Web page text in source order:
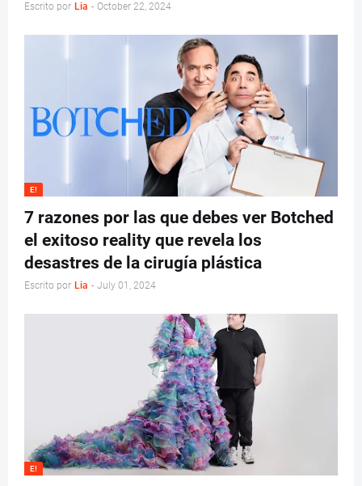
Escrito por Lia - October 22, 2024
E!
7 razones por las que debes ver Botched
el exitoso reality que revela los
desastres de la cirugía plástica
Escrito por Lia - July 01, 2024
E!